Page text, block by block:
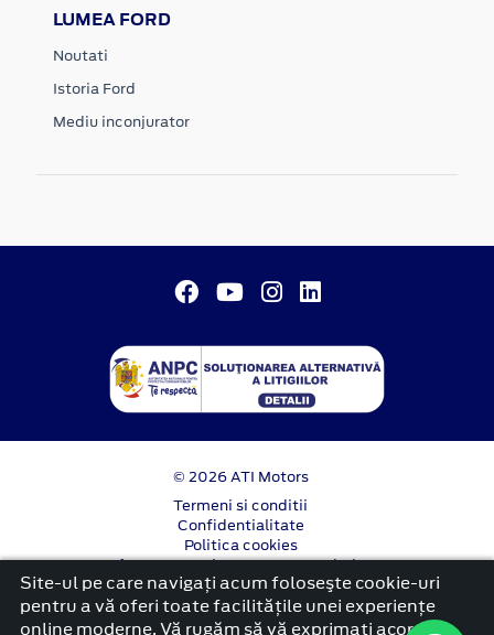
LUMEA FORD
Noutati
Istoria Ford
Mediu inconjurator
© 2026 ATI Motors
Termeni si conditii
Confidentialitate
Politica cookies
Anunț începere proiect ”PNRR. Fonduri pentru
România modernă și reformată”.
platformă dezvoltată de Workleto
Site-ul pe care navigați acum foloseşte cookie-uri
pentru a vă oferi toate facilitățile unei experiențe
online moderne. Vă rugăm să vă exprimați acordul